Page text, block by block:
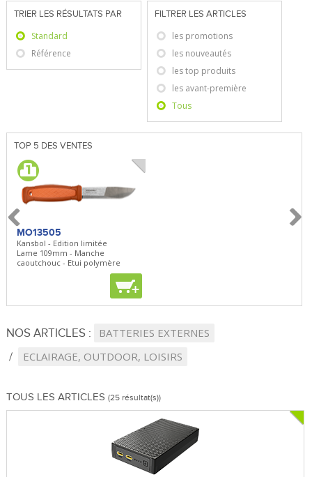
TRIER LES RÉSULTATS PAR
Standard
Référence
FILTRER LES ARTICLES
les promotions
les nouveautés
les top produits
les avant-première
Tous
TOP 5 DES VENTES
MO13505
Kansbol - Edition limitée
Lame 109mm - Manche
caoutchouc - Etui polymère
+
NOS ARTICLES :
BATTERIES EXTERNES
ECLAIRAGE, OUTDOOR, LOISIRS
TOUS LES ARTICLES (25 résultat(s))